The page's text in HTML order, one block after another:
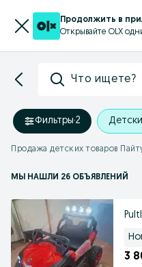
Продолжить в
Открывайте OLX
Что ищете?
Фильтры·2
Продажа детских товаров
МЫ НАШЛИ 26 ОБЪЯВЛЕНИЙ
3